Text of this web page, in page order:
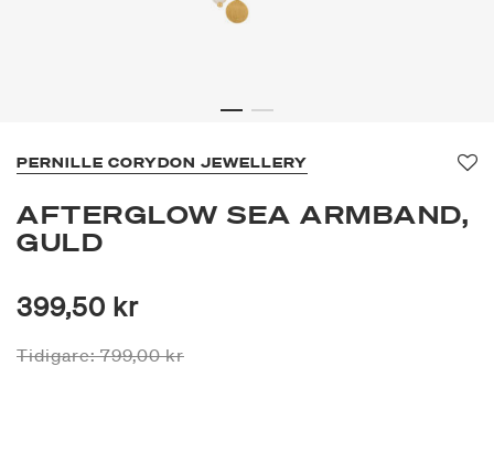
PERNILLE CORYDON JEWELLERY
AFTERGLOW SEA ARMBAND,
GULD
399,50 kr
Priset är nedsatt från
Tidigare:799,00 krtill